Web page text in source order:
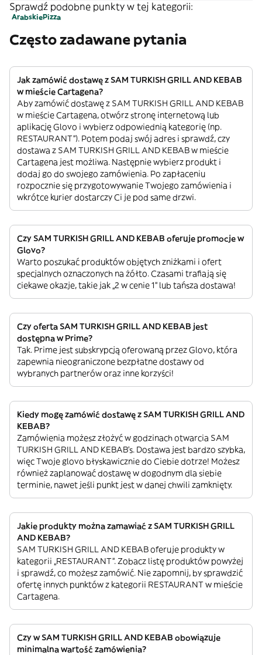
Sprawdź podobne punkty w tej kategorii:
ArabskiePizza
Często zadawane pytania
Jak zamówić dostawę z SAM TURKISH GRILL AND KEBAB
w mieście Cartagena?
Aby zamówić dostawę z SAM TURKISH GRILL AND KEBAB
w mieście Cartagena, otwórz stronę internetową lub
aplikację Glovo i wybierz odpowiednią kategorię (np.
RESTAURANT”). Potem podaj swój adres i sprawdź, czy
dostawa z SAM TURKISH GRILL AND KEBAB w mieście
Cartagena jest możliwa. Następnie wybierz produkt i
dodaj go do swojego zamówienia. Po zapłaceniu
rozpocznie się przygotowywanie Twojego zamówienia i
wkrótce kurier dostarczy Ci je pod same drzwi.
Czy SAM TURKISH GRILL AND KEBAB oferuje promocje w
Glovo?
Warto poszukać produktów objętych zniżkami i ofert
specjalnych oznaczonych na żółto. Czasami trafiają się
ciekawe okazje, takie jak „2 w cenie 1” lub tańsza dostawa!
Czy oferta SAM TURKISH GRILL AND KEBAB jest
dostępna w Prime?
Tak. Prime jest subskrypcją oferowaną przez Glovo, która
zapewnia nieograniczone bezpłatne dostawy od
wybranych partnerów oraz inne korzyści!
Kiedy mogę zamówić dostawę z SAM TURKISH GRILL AND
KEBAB?
Zamówienia możesz złożyć w godzinach otwarcia SAM
TURKISH GRILL AND KEBAB’s. Dostawa jest bardzo szybka,
więc Twoje glovo błyskawicznie do Ciebie dotrze! Możesz
również zaplanować dostawę w dogodnym dla siebie
terminie, nawet jeśli punkt jest w danej chwili zamknięty.
Jakie produkty można zamawiać z SAM TURKISH GRILL
AND KEBAB?
SAM TURKISH GRILL AND KEBAB oferuje produkty w
kategorii „RESTAURANT”. Zobacz listę produktów powyżej
i sprawdź, co możesz zamówić. Nie zapomnij, by sprawdzić
ofertę innych punktów z kategorii RESTAURANT w mieście
Cartagena.
Czy w SAM TURKISH GRILL AND KEBAB obowiązuje
minimalna wartość zamówienia?